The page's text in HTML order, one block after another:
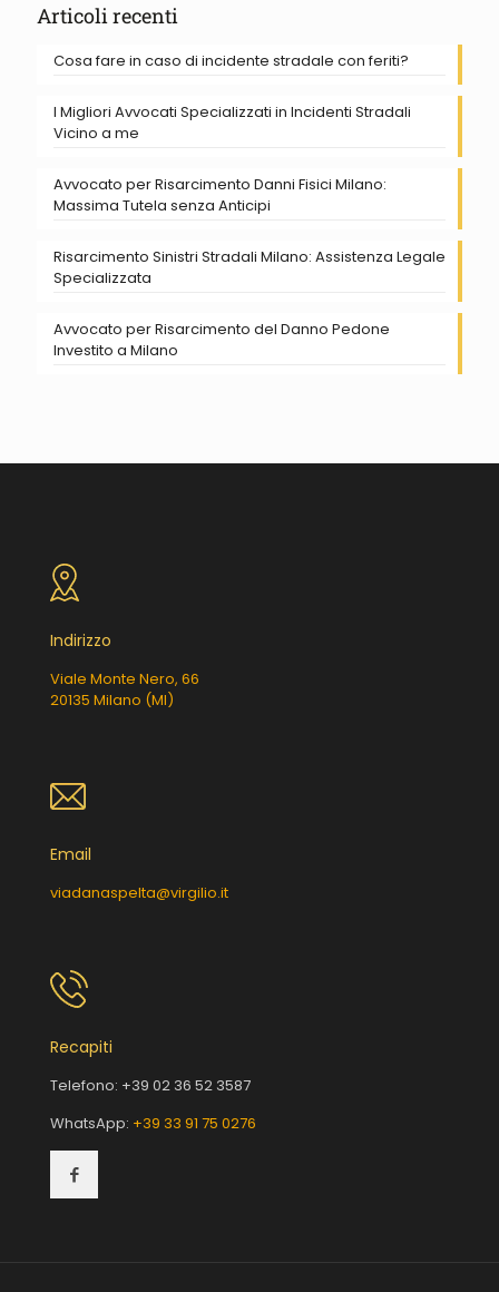
Articoli recenti
Cosa fare in caso di incidente stradale con feriti?
I Migliori Avvocati Specializzati in Incidenti Stradali
Vicino a me
Avvocato per Risarcimento Danni Fisici Milano:
Massima Tutela senza Anticipi
Risarcimento Sinistri Stradali Milano: Assistenza Legale
Specializzata
Avvocato per Risarcimento del Danno Pedone
Investito a Milano
Indirizzo
Viale Monte Nero, 66
20135 Milano (MI)
Email
viadanaspelta@virgilio.it
Recapiti
Telefono: +39 02 36 52 3587
WhatsApp: +39 33 91 75 0276